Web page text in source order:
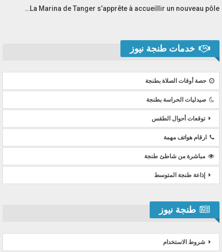
La Marina de Tanger s’apprête à accueillir un nouveau pôle…
خدمات طنجة نيوز
حصة أوقات الصلاة بطنجة
صيدليات الحراسة بطنجة
توقعات أحوال الطقس
ارقام هواتف مهمة
مباشرة من شاطئ طنجة
إذاعة طنجة المتوسط
طنجة نيوز
شروط الاستخدام